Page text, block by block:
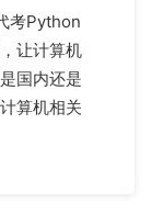
考Python
让计算机
国内还是
算机相关